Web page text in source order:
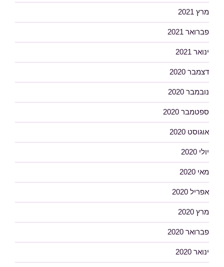
מרץ 2021
פברואר 2021
ינואר 2021
דצמבר 2020
נובמבר 2020
ספטמבר 2020
אוגוסט 2020
יולי 2020
מאי 2020
אפריל 2020
מרץ 2020
פברואר 2020
ינואר 2020